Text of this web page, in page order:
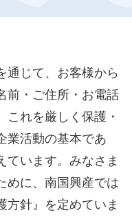
通じて、お客様から
前・ご住所・お電話
れを厳しく保護・
業活動の基本であ
ています。みなさま
めに、南国興産では
方針』を定めていま